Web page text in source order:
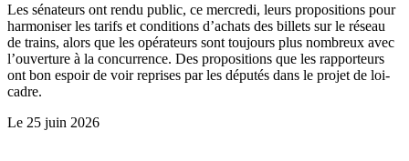
Les sénateurs ont rendu public, ce mercredi, leurs propositions pour
harmoniser les tarifs et conditions d’achats des billets sur le réseau
de trains, alors que les opérateurs sont toujours plus nombreux avec
l’ouverture à la concurrence. Des propositions que les rapporteurs
ont bon espoir de voir reprises par les députés dans le projet de loi-
cadre.
Le 25 juin 2026